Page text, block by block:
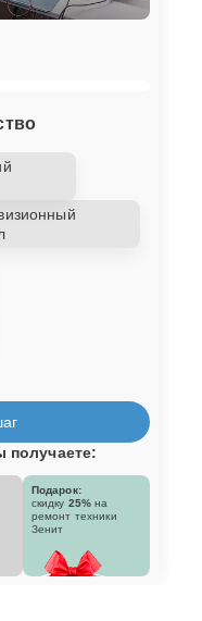
получаете:
Подарок:
скидку 25% на
ремонт техники
Зенит